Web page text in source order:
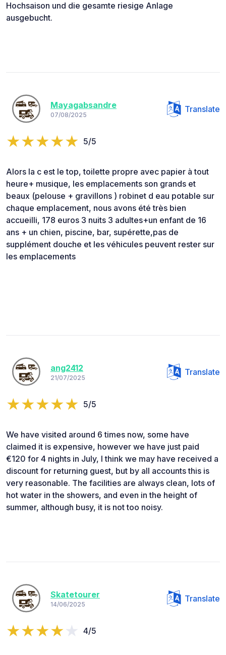
Hochsaison und die gesamte riesige Anlage
ausgebucht.
Mayagabsandre
07/08/2025
Translate
5/5
Alors la c est le top, toilette propre avec papier à tout
heure+ musique, les emplacements son grands et
beaux (pelouse + gravillons ) robinet d eau potable sur
chaque emplacement, nous avons été très bien
accueilli, 178 euros 3 nuits 3 adultes+un enfant de 16
ans + un chien, piscine, bar, supérette,pas de
supplément douche et les véhicules peuvent rester sur
les emplacements
ang2412
21/07/2025
Translate
5/5
We have visited around 6 times now, some have
claimed it is expensive, however we have just paid
€120 for 4 nights in July, I think we may have received a
discount for returning guest, but by all accounts this is
very reasonable. The facilities are always clean, lots of
hot water in the showers, and even in the height of
summer, although busy, it is not too noisy.
Skatetourer
14/06/2025
Translate
4/5